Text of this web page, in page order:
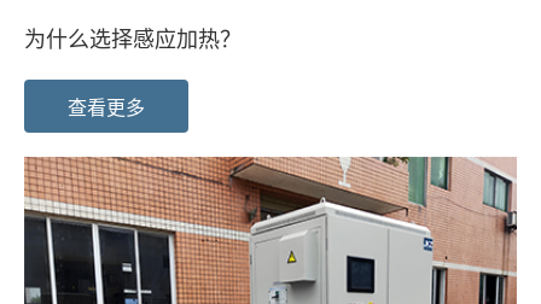
为什么选择感应加热？
查看更多